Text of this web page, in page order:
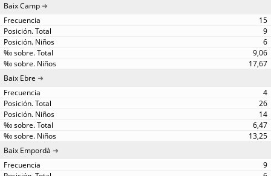
Baix Camp
15
9
6
9,06
17,67
Baix Ebre
4
26
14
6,47
13,25
Baix Empordà
9